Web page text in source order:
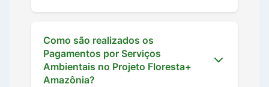
Como são realizados os
Pagamentos por Serviços
Ambientais no Projeto Floresta+
Amazônia?